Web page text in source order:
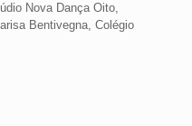
Nova Dança Oito,
Bentivegna, Colégio